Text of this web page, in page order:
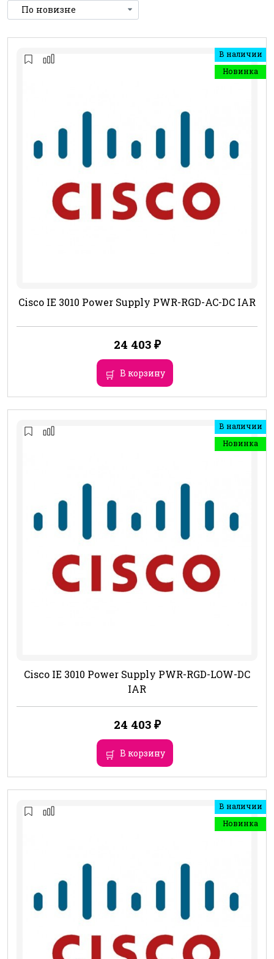
В наличии
Новинка
Cisco IE 3010 Power Supply PWR-RGD-AC-DC IAR
24 403 ₽
В корзину
В наличии
Новинка
Cisco IE 3010 Power Supply PWR-RGD-LOW-DC
IAR
24 403 ₽
В корзину
В наличии
Новинка